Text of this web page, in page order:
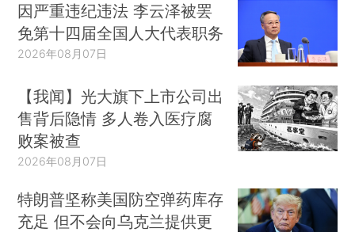
因严重违纪违法 李云泽被罢
免第十四届全国人大代表职务
2026年08月07日
【我闻】光大旗下上市公司出
售背后隐情 多人卷入医疗腐
败案被查
2026年08月07日
特朗普坚称美国防空弹药库存
充足 但不会向乌克兰提供更